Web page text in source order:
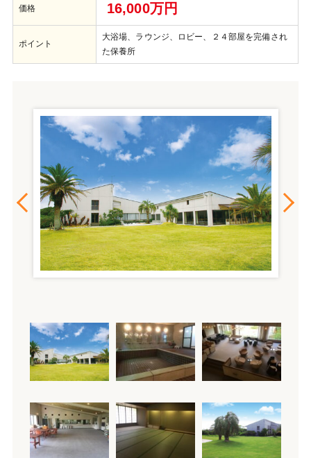
価格 16,000万円
ポイント
大浴場、ラウンジ、ロビー、２４部屋を完備され
た保養所